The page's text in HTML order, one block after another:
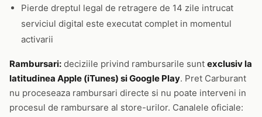
Pierde dreptul legal de retragere de 14 zile intrucat
serviciul digital este executat complet in momentul
activarii
Rambursari: deciziile privind rambursarile sunt exclusiv la
latitudinea Apple (iTunes) si Google Play. Pret Carburant
nu proceseaza rambursari directe si nu poate interveni in
procesul de rambursare al store-urilor. Canalele oficiale: